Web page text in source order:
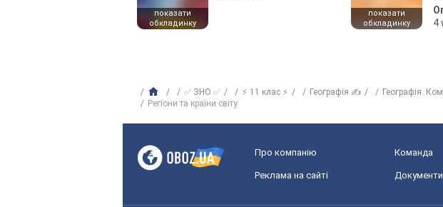
показати
обкладинку
показати
обкладинку
4
✅ ЗНО ✅ ⚡ 11 клас ⚡ Географія ✍ Географія.
Регіони та країни світу
Про компанію Команда
Реклама на сайті Документи